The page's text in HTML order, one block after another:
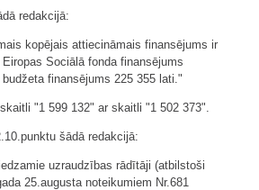
redakcijā:
kopējais attiecināmais finansējums ir
Sociālā fonda finansējums
finansējums 225 355 lati."
"1 599 132" ar skaitli "1 502 373".
šādā redakcijā:
uzraudzības rādītāji (atbilstoši
25.augusta noteikumiem Nr.681